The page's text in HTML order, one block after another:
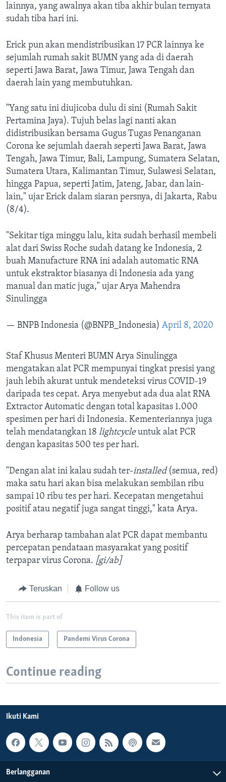
lainnya, yang awalnya akan tiba akhir bulan ternyata
sudah tiba hari ini.
Erick pun akan mendistribusikan 17 PCR lainnya ke
sejumlah rumah sakit BUMN yang ada di daerah
seperti Jawa Barat, Jawa Timur, Jawa Tengah dan
daerah lain yang membutuhkan.
"Yang satu ini diujicoba dulu di sini (Rumah Sakit
Pertamina Jaya). Tujuh belas lagi nanti akan
didistribusikan bersama Gugus Tugas Penanganan
Corona ke sejumlah daerah seperti Jawa Barat, Jawa
Tengah, Jawa Timur, Bali, Lampung, Sumatera Selatan,
Sumatera Utara, Kalimantan Timur, Sulawesi Selatan,
hingga Papua, seperti Jatim, Jateng, Jabar, dan lain-
lain," ujar Erick dalam siaran persnya, di Jakarta, Rabu
(8/4).
"Sekitar tiga minggu lalu, kita sudah berhasil membeli
alat dari Swiss Roche sudah datang ke Indonesia, 2
buah Manufacture RNA ini adalah automatic RNA
untuk ekstraktor biasanya di Indonesia ada yang
manual dan matic juga," ujar Arya Mahendra
Sinulingga
— BNPB Indonesia (@BNPB_Indonesia) April 8, 2020
Staf Khusus Menteri BUMN Arya Sinulingga
mengatakan alat PCR mempunyai tingkat presisi yang
jauh lebih akurat untuk mendeteksi virus COVID-19
daripada tes cepat. Arya menyebut ada dua alat RNA
Extractor Automatic dengan total kapasitas 1.000
spesimen per hari di Indonesia. Kementeriannya juga
telah mendatangkan 18 lightcycleuntuk alat PCR
dengan kapasitas 500 tes per hari.
"Dengan alat ini kalau sudah ter-installed(semua, red)
maka satu hari akan bisa melakukan sembilan ribu
sampai 10 ribu tes per hari. Kecepatan mengetahui
positif atau negatif juga sangat tinggi," kata Arya.
Arya berharap tambahan alat PCR dapat membantu
percepatan pendataan masyarakat yang positif
terpapar virus Corona. [gi/ab]
Teruskan Follow us
This item is part of
Indonesia Pandemi Virus Corona
Continue reading
Ikuti Kami
Berlangganan